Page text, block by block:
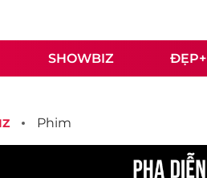
SHOWBIZ ĐẸP+
Phim